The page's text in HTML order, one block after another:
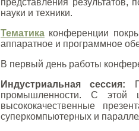
представления
науки и техники.
Тематика конференции
аппаратное и программное
В первый день работы
Индустриальная сессия:
промышленности. С этой
высококачественные
суперкомпьютерных и